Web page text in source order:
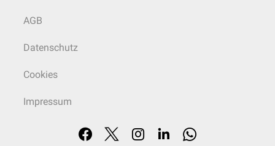
AGB
Datenschutz
Cookies
Impressum